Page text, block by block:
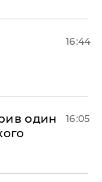
16:44
один
16:05